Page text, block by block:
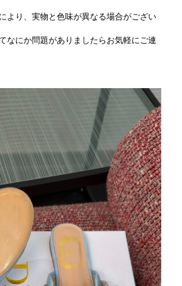
より、実物と色味が異なる場合がござい
なにか問題がありましたらお気軽にご連